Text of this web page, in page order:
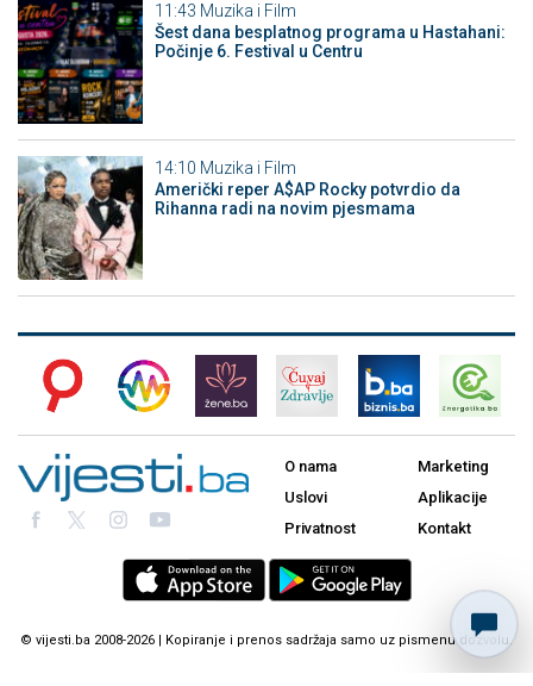
11:43 Muzika i Film
Šest dana besplatnog programa u Hastahani:
Počinje 6. Festival u Centru
14:10 Muzika i Film
Američki reper A$AP Rocky potvrdio da
Rihanna radi na novim pjesmama
O nama
Uslovi
Privatnost
Marketing
Aplikacije
Kontakt
© vijesti.ba 2008-2026 | Kopiranje i prenos sadržaja samo uz pismenu dozvolu.